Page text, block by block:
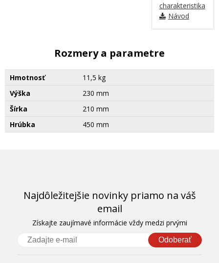
charakteristika
Návod
Rozmery a parametre
Hmotnosť
11,5 kg
Výška
230 mm
Šírka
210 mm
Hrúbka
450 mm
Najdôležitejšie novinky priamo na váš
email
Získajte zaujímavé informácie vždy medzi prvými
Odoberať